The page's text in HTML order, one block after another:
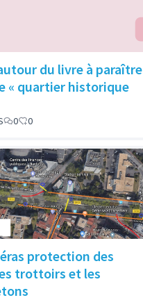
du livre à paraître
« quartier historique
0 0
protection des
trottoirs et les